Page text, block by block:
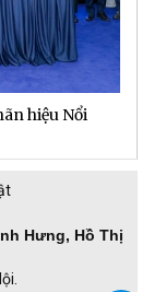
hiệu Nổi
Hưng, Hồ Thị